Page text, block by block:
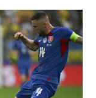
de
y
de
personales